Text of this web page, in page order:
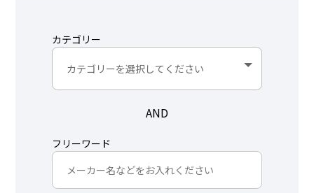
カテゴリー
AND
フリーワード